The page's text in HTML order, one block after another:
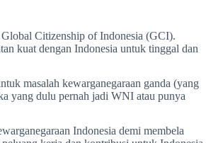
Citizenship of Indonesia (GCI).
kuat dengan Indonesia untuk tinggal dan
masalah kewarganegaraan ganda (yang
yang dulu pernah jadi WNI atau punya
Indonesia demi membela